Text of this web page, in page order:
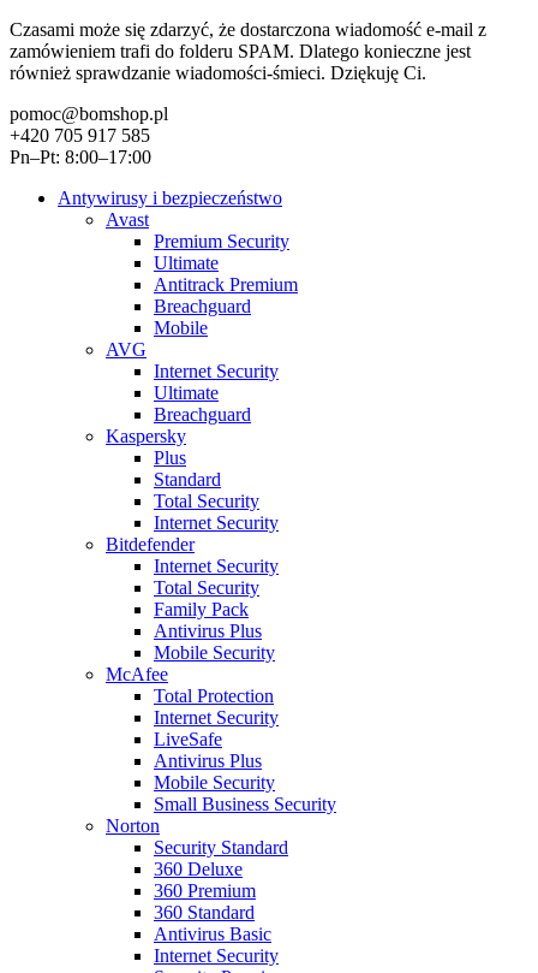
Czasami może się zdarzyć, że dostarczona wiadomość e-mail z
zamówieniem trafi do folderu SPAM. Dlatego konieczne jest
również sprawdzanie wiadomości-śmieci. Dziękuję Ci.
pomoc@bomshop.pl
+420 705 917 585
Pn–Pt: 8:00–17:00
Antywirusy i bezpieczeństwo
Avast
Premium Security
Ultimate
Antitrack Premium
Breachguard
Mobile
AVG
Internet Security
Ultimate
Breachguard
Kaspersky
Plus
Standard
Total Security
Internet Security
Bitdefender
Internet Security
Total Security
Family Pack
Antivirus Plus
Mobile Security
McAfee
Total Protection
Internet Security
LiveSafe
Antivirus Plus
Mobile Security
Small Business Security
Norton
Security Standard
360 Deluxe
360 Premium
360 Standard
Antivirus Basic
Internet Security